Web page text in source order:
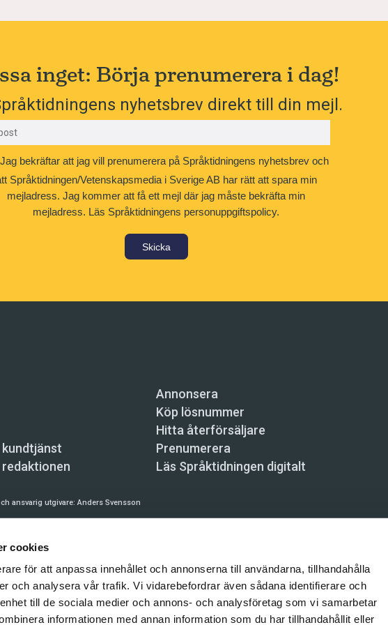
cookies
för att anpassa innehållet och annonserna till användarna, tillhandahålla
och analysera vår trafik. Vi vidarebefordrar även sådana identifierare och
till de sociala medier och annons- och analysföretag som vi samarbetar
informationen med annan information som du har tillhandahållit eller
inget: Börja prenumerera i dag!
nyhetsbrev direkt till din mejl.
Jag bekräftar att jag vill prenumerera på Språktidningens nyhetsbrev och
Språktidningen/Vetenskapsmedia i Sverige AB har rätt att spara min
mejladress. Jag kommer att få ett mejl där jag måste bekräfta min
mejladress. Läs Språktidningens personuppgiftspolicy.
Skicka
Annonsera
Köp lösnummer
Hitta återförsäljare
Prenumerera
Läs Språktidningen digitalt
ansvarig utgivare:Anders Svensson
08-121 062 34 (vardagar 8–17),
automatiska tjänster och maskinläsbara metoder (robotar, spiders, indexering och liknande) är inte
på denna webbplats är upphovsrättsligt skyddat.